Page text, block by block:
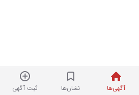
آگهی‌ها نشان‌ها ثبت آگهی